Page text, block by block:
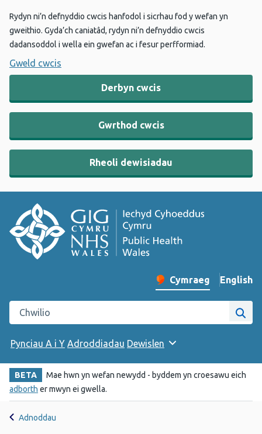
Rydyn ni’n defnyddio cwcis hanfodol i sicrhau fod y wefan yn
gweithio. Gyda’ch caniatâd, rydyn ni’n defnyddio cwcis
dadansoddol i wella ein gwefan ac i fesur perfformiad.
Gweld cwcis
Derbyn cwcis
Gwrthod cwcis
Rheoli dewisiadau
Newid iaith y wefan
Cymraeg English
–
Chwilio gwefan Iechyd Cyhoeddus Cymru
Pynciau A i Y Adroddiadau Dewislen
BETA
Mae hwn yn wefan newydd - byddem yn croesawu eich
adborth er mwyn ei gwella.
Adnoddau